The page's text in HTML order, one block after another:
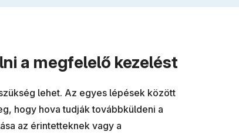
a megfelelő kezelést
lehet. Az egyes lépések között
hogy hova tudják továbbküldeni a
az érintetteknek vagy a